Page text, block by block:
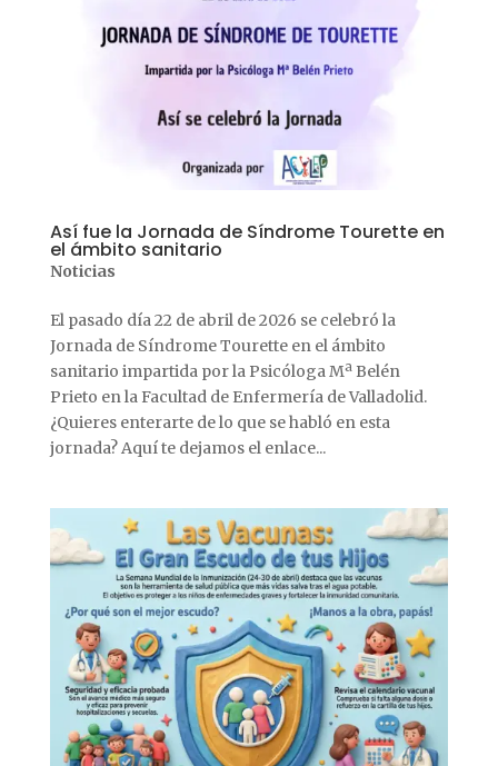
Así fue la Jornada de Síndrome Tourette en
el ámbito sanitario
Noticias
El pasado día 22 de abril de 2026 se celebró la
Jornada de Síndrome Tourette en el ámbito
sanitario impartida por la Psicóloga Mª Belén
Prieto en la Facultad de Enfermería de Valladolid.
¿Quieres enterarte de lo que se habló en esta
jornada? Aquí te dejamos el enlace...